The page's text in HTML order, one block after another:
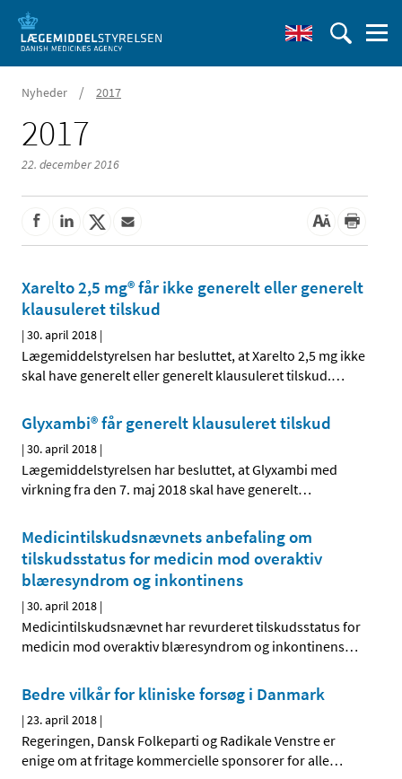
Nyheder / 2017
2017
22. december 2016
Xarelto 2,5 mg® får ikke generelt eller generelt
klausuleret tilskud
|30. april 2018 |
Lægemiddelstyrelsen har besluttet, at Xarelto 2,5 mg ikke
skal have generelt eller generelt klausuleret tilskud.…
Glyxambi® får generelt klausuleret tilskud
|30. april 2018 |
Lægemiddelstyrelsen har besluttet, at Glyxambi med
virkning fra den 7. maj 2018 skal have generelt…
Medicintilskudsnævnets anbefaling om
tilskudsstatus for medicin mod overaktiv
blæresyndrom og inkontinens
|30. april 2018 |
Medicintilskudsnævnet har revurderet tilskudsstatus for
medicin mod overaktiv blæresyndrom og inkontinens…
Bedre vilkår for kliniske forsøg i Danmark
|23. april 2018 |
Regeringen, Dansk Folkeparti og Radikale Venstre er
enige om at fritage kommercielle sponsorer for alle…